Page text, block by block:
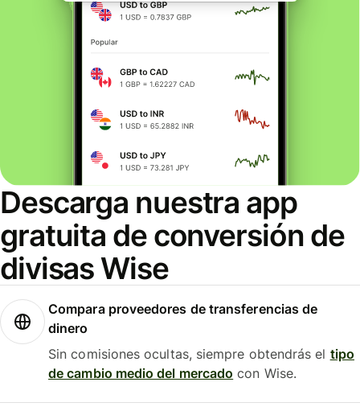
Descarga nuestra app
gratuita de conversión de
divisas Wise
Compara proveedores de transferencias de
dinero
Sin comisiones ocultas, siempre obtendrás el tipo
de cambio medio del mercado con Wise.